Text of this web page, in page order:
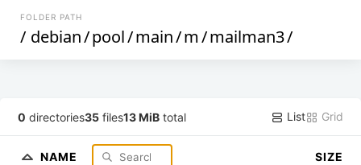
FOLDER PATH
/ debian/pool/main/m/mailman3/
0 directories35 files13 MiB total List Grid
NAME SIZE